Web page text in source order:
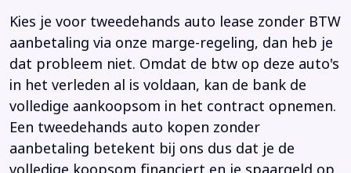
Kies je voor tweedehands auto lease zonder BTW
aanbetaling via onze marge-regeling, dan heb je
dat probleem niet. Omdat de btw op deze auto's
in het verleden al is voldaan, kan de bank de
volledige aankoopsom in het contract opnemen.
Een tweedehands auto kopen zonder
aanbetaling betekent bij ons dus dat je de